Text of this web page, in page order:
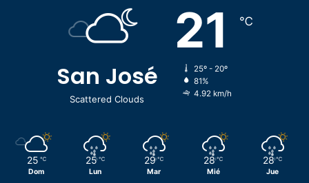
San José
Scattered Clouds
21 ℃
25º - 20º
81%
4.92 km/h
25 ℃
Dom
25 ℃
Lun
29 ℃
Mar
28 ℃
Mié
28 ℃
Jue